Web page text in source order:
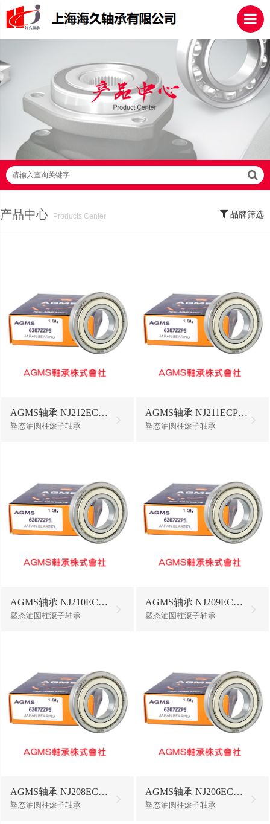
请输入查询关键字
产品中心
Products Center
品牌筛选
AGMS轴承 NJ212ECP/W64
塑态油圆柱滚子轴承
AGMS轴承 NJ211ECP/W64
塑态油圆柱滚子轴承
AGMS轴承 NJ210ECP/W64
塑态油圆柱滚子轴承
AGMS轴承 NJ209ECP/W64
塑态油圆柱滚子轴承
AGMS轴承 NJ208ECP/W64
塑态油圆柱滚子轴承
AGMS轴承 NJ206ECP/W64
塑态油圆柱滚子轴承